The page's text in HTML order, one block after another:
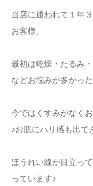
当店に通われて１年
お客様。
最初は乾燥・たるみ
などお悩みが多かった
今ではくすみがなく
♪お肌にハリ感も出て
ほうれい線が目立っ
っています♪